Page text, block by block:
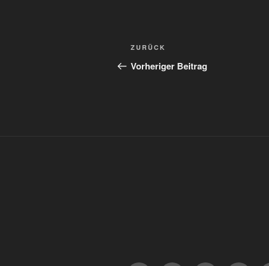
Beitragsnavigation
Vorheriger
Beitrag
ZURÜCK
Vorheriger Beitrag